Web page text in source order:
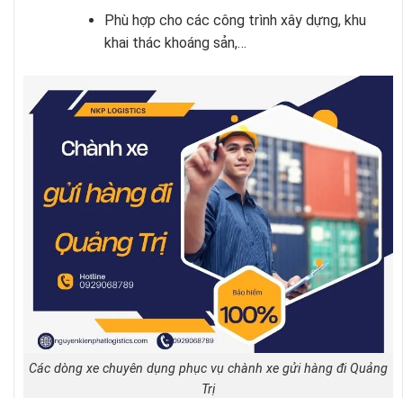
Phù hợp cho các công trình xây dựng, khu
khai thác khoáng sản,…
Các dòng xe chuyên dụng phục vụ chành xe gửi hàng đi Quảng
Trị